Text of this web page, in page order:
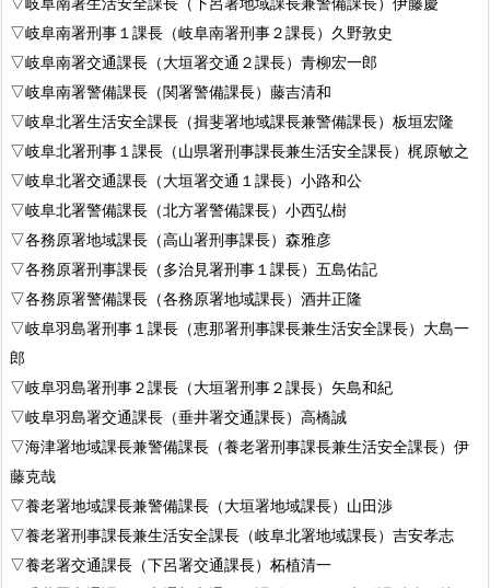
▽岐阜南署刑事１課長（岐阜南署刑事２課長）久野敦史
▽岐阜南署交通課長（大垣署交通２課長）青柳宏一郎
▽岐阜南署警備課長（関署警備課長）藤吉清和
▽岐阜北署生活安全課長（揖斐署地域課長兼警備課長）板垣宏隆
▽岐阜北署刑事１課長（山県署刑事課長兼生活安全課長）梶原敏之
▽岐阜北署交通課長（大垣署交通１課長）小路和公
▽岐阜北署警備課長（北方署警備課長）小西弘樹
▽各務原署地域課長（高山署刑事課長）森雅彦
▽各務原署刑事課長（多治見署刑事１課長）五島佑記
▽各務原署警備課長（各務原署地域課長）酒井正隆
▽岐阜羽島署刑事１課長（恵那署刑事課長兼生活安全課長）大島一
郎
▽岐阜羽島署刑事２課長（大垣署刑事２課長）矢島和紀
▽岐阜羽島署交通課長（垂井署交通課長）高橋誠
▽海津署地域課長兼警備課長（養老署刑事課長兼生活安全課長）伊
藤克哉
▽養老署地域課長兼警備課長（大垣署地域課長）山田渉
▽養老署刑事課長兼生活安全課長（岐阜北署地域課長）吉安孝志
▽養老署交通課長（下呂署交通課長）柘植清一